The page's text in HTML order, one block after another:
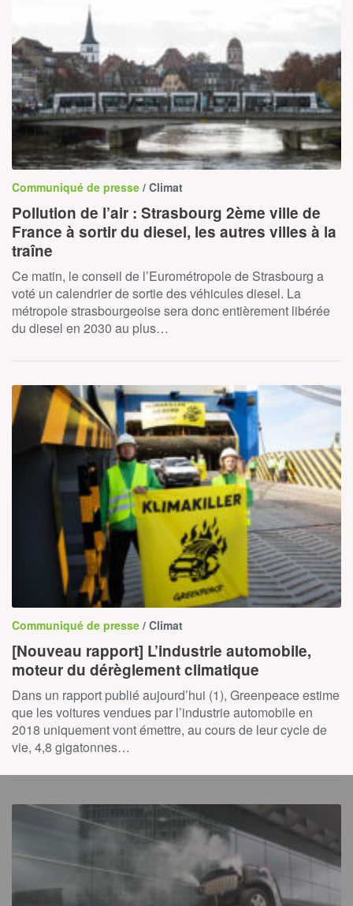
Communiqué de presse / Climat
Pollution de l’air : Strasbourg 2ème ville de
France à sortir du diesel, les autres villes à la
traîne
Ce matin, le conseil de l’Eurométropole de Strasbourg a
voté un calendrier de sortie des véhicules diesel. La
métropole strasbourgeoise sera donc entièrement libérée
du diesel en 2030 au plus…
Communiqué de presse / Climat
[Nouveau rapport] L’industrie automobile,
moteur du dérèglement climatique
Dans un rapport publié aujourd’hui (1), Greenpeace estime
que les voitures vendues par l’industrie automobile en
2018 uniquement vont émettre, au cours de leur cycle de
vie, 4,8 gigatonnes…